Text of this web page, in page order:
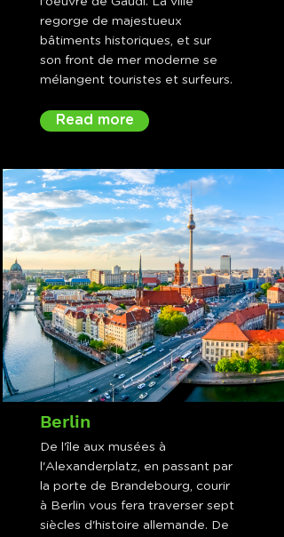
regorge de majestueux
bâtiments historiques, et sur
son front de mer moderne se
mélangent touristes et surfeurs.
Read more
Berlin
De l'île aux musées à
l'Alexanderplatz, en passant par
la porte de Brandebourg, courir
à Berlin vous fera traverser sept
siècles d'histoire allemande. De